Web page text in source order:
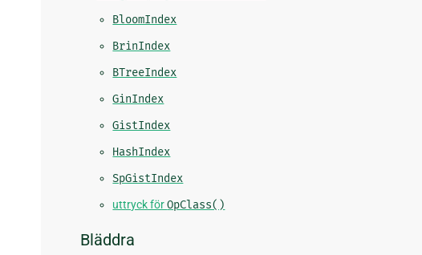
BloomIndex
BrinIndex
BTreeIndex
GinIndex
GistIndex
HashIndex
SpGistIndex
uttryck förOpClass()
Bläddra